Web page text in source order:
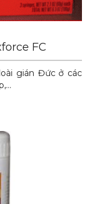
FC
gián Đức ở các